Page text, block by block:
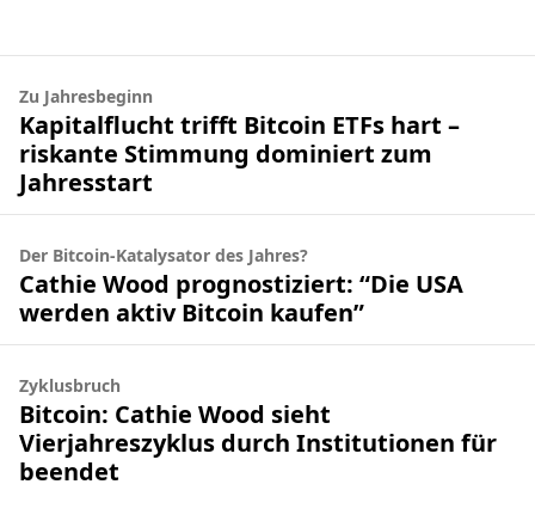
Zu Jahresbeginn
Kapitalflucht trifft Bitcoin ETFs hart –
riskante Stimmung dominiert zum
Jahresstart
Der Bitcoin-Katalysator des Jahres?
Cathie Wood prognostiziert: “Die USA
werden aktiv Bitcoin kaufen”
Zyklusbruch
Bitcoin: Cathie Wood sieht
Vierjahreszyklus durch Institutionen für
beendet